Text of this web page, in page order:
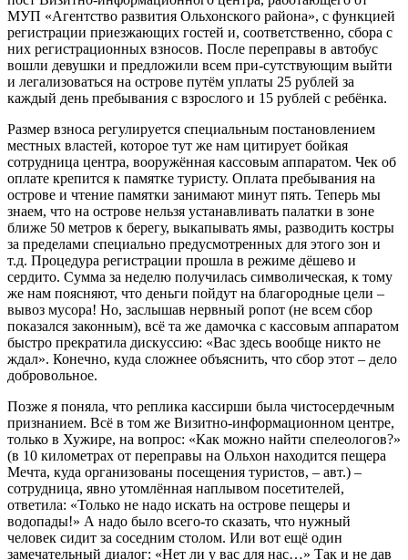
МУП «Агентство развития Ольхонского района», с функцией
регистрации приезжающих гостей и, соответственно, сбора с
них регистрационных взносов. После переправы в автобус
вошли девушки и предложили всем при-сутствующим выйти
и легализоваться на острове путём уплаты 25 рублей за
каждый день пребывания с взрослого и 15 рублей с ребёнка.
Размер взноса регулируется специальным постановлением
местных властей, которое тут же нам цитирует бойкая
сотрудница центра, вооружённая кассовым аппаратом. Чек об
оплате крепится к памятке туристу. Оплата пребывания на
острове и чтение памятки занимают минут пять. Теперь мы
знаем, что на острове нельзя устанавливать палатки в зоне
ближе 50 метров к берегу, выкапывать ямы, разводить костры
за пределами специально предусмотренных для этого зон и
т.д. Процедура регистрации прошла в режиме дёшево и
сердито. Сумма за неделю получилась символическая, к тому
же нам поясняют, что деньги пойдут на благородные цели –
вывоз мусора! Но, заслышав нервный ропот (не всем сбор
показался законным), всё та же дамочка с кассовым аппаратом
быстро прекратила дискуссию: «Вас здесь вообще никто не
ждал». Конечно, куда сложнее объяснить, что сбор этот – дело
добровольное.
Позже я поняла, что реплика кассирши была чистосердечным
признанием. Всё в том же Визитно-информационном центре,
только в Хужире, на вопрос: «Как можно найти спелеологов?»
(в 10 километрах от переправы на Ольхон находится пещера
Мечта, куда организованы посещения туристов, – авт.) –
сотрудница, явно утомлённая наплывом посетителей,
ответила: «Только не надо искать на острове пещеры и
водопады!» А надо было всего-то сказать, что нужный
человек сидит за соседним столом. Или вот ещё один
замечательный диалог: «Нет ли у вас для нас…» Так и не дав